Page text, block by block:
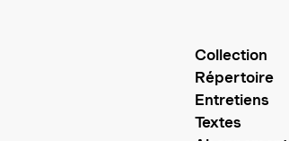
Collection
Répertoire
Entretiens
Textes